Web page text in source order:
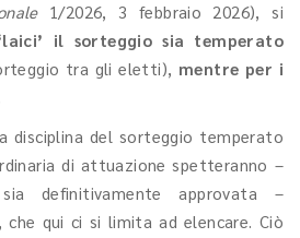
1/2026, 3 febbraio 2026), si
il sorteggio sia temperato
tra gli eletti), mentre per i
disciplina del sorteggio temperato
di attuazione spetteranno –
definitivamente approvata –
che qui ci si limita ad elencare. Ciò